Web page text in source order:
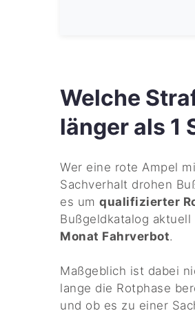
Welche
länger als 1
Wer eine rote Ampel
Sachverhalt drohen
es umqualifizierter
Bußgeldkatalog aktuell
Monat Fahrverbot.
Maßgeblich ist dabei
lange die Rotphase
und ob es zu einer